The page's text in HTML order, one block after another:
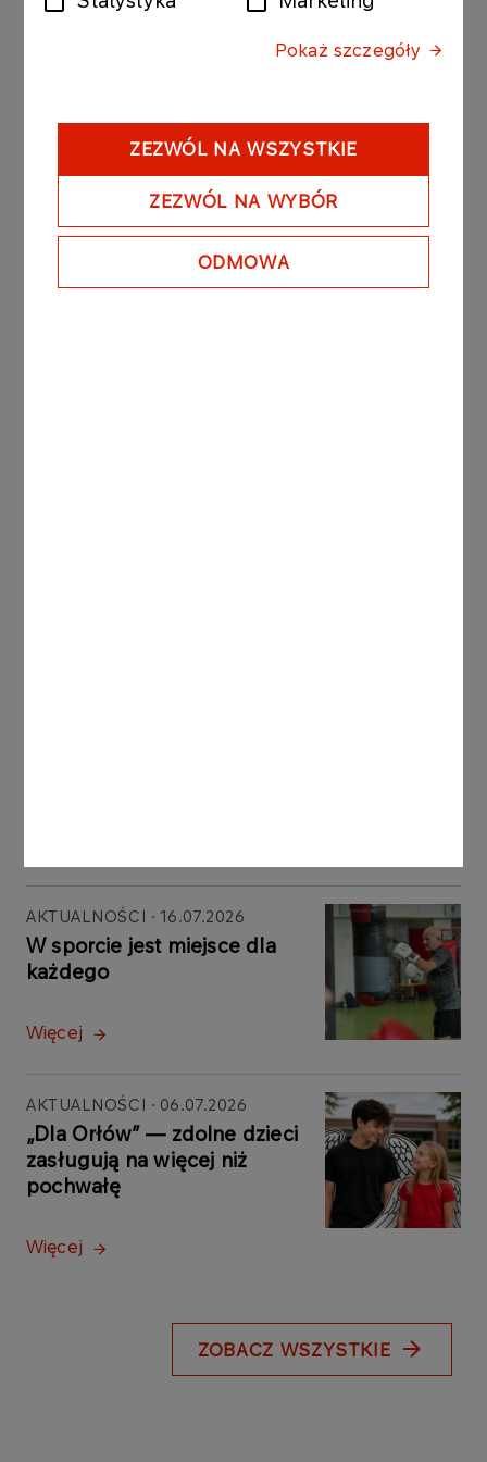
Pokaż szczegóły
ZEZWÓL NA WSZYSTKIE
ZEZWÓL NA WYBÓR
ODMOWA
Soluch, Członkini Zarządu Fundacji ORLEN.
− Prowadzimy aż sześć programów
światowym poziomie. Co roku z mobilną strefą
edukacyjną przemierzamy Polskę oferując
szkołom innowacyjne lekcje chemii, fizyki i
ekologii. Liga Debat Fundacji ORLEN to nasz
kolejny program edukacyjny. Traktujemy go jako
inwestycję w przyszłość. Chcemy wesprzeć
AKTUALNOŚCI 16.07.2026
W sporcie jest miejsce dla
każdego
Więcej
AKTUALNOŚCI 06.07.2026
„Dla Orłów” — zdolne dzieci
zasługują na więcej niż
pochwałę
Więcej
ZOBACZ WSZYSTKIE